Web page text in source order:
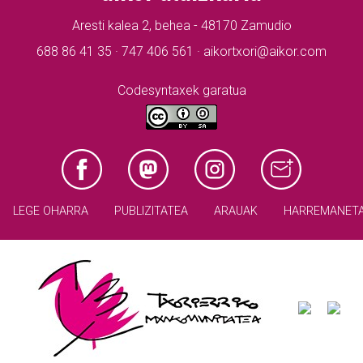
Aresti kalea 2, behea - 48170 Zamudio
688 86 41 35 · 747 406 561 · aikortxori@aikor.com
Codesyntaxek garatua
LEGE OHARRA PUBLIZITATEA ARAUAK